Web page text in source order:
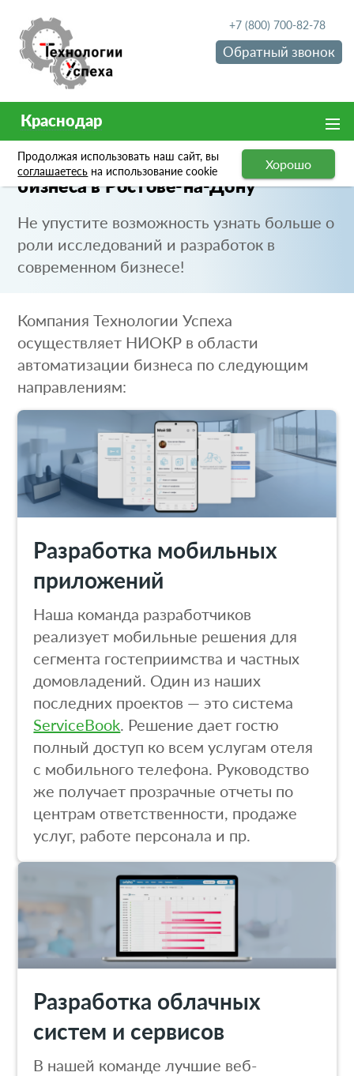
+7 (800) 700-82-78
Обратный звонок
Краснодар
Продолжая использовать наш сайт, вы
соглашаетесь на использование cookie Хорошо
Инновационные решения для
бизнеса в Ростове-на-Дону
Не упустите возможность узнать больше о
роли исследований и разработок в
современном бизнесе!
Компания Технологии Успеха
осуществляет НИОКР в области
автоматизации бизнеса по следующим
направлениям:
Разработка мобильных
приложений
Наша команда разработчиков
реализует мобильные решения для
сегмента гостеприимства и частных
домовладений. Один из наших
последних проектов — это система
ServiceBook . Решение дает гостю
полный доступ ко всем услугам отеля
с мобильного телефона. Руководство
же получает прозрачные отчеты по
центрам ответственности, продаже
услуг, работе персонала и пр.
Разработка облачных
систем и сервисов
В нашей команде лучшие веб-